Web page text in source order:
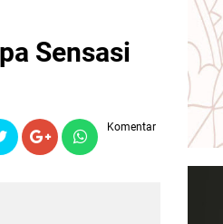
Sensasi
Komentar